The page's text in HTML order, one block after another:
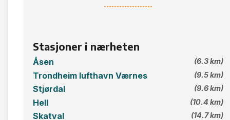
Stasjoner i nærheten
Åsen (6.3 km)
Trondheim lufthavn Værnes (9.5 km)
Stjørdal (9.6 km)
Hell (10.4 km)
Skatval (14.7 km)